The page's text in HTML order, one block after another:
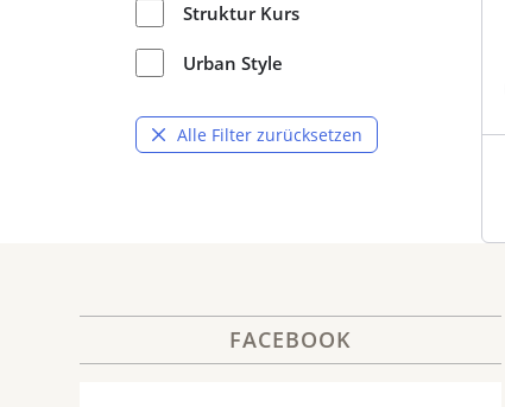
Struktur Kurs
Urban Style
Alle Filter zurücksetzen
FACEBOOK